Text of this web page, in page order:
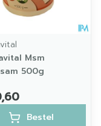
Msm
500g
Bestel